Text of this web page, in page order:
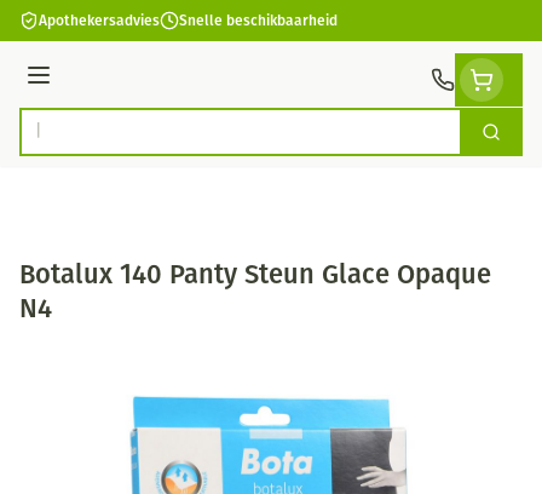
Ga naar de inhoud
Apothekersadvies Snelle beschikbaarheid
Menu
Product, merk, categorie... Zoek
Botalux 140 Panty Steun Glace Opaque
N4